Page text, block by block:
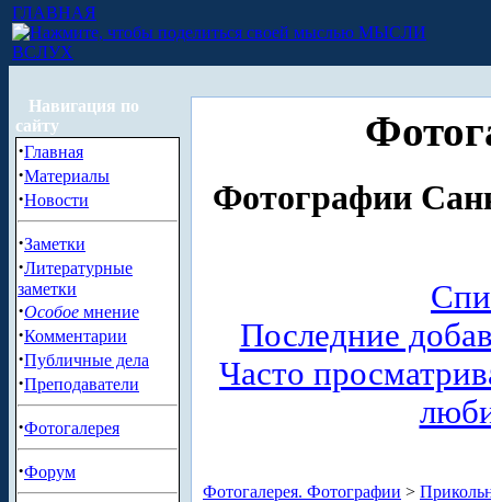
ГЛАВНАЯ
МЫСЛИ
ВСЛУХ
Навигация по
сайту
·Главная
·Материалы
·Новости
·Заметки
·Литературные
заметки
·Особое мнение
·Комментарии
·Публичные дела
·Преподаватели
·Фотогалерея
·Форум
Фотографии
Последние
Часто
Фотогалерея. Фотографии >